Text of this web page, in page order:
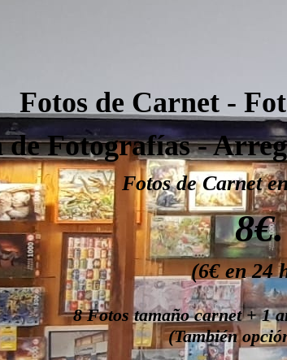
Fotos de Carnet -
Fotografías -
Fotos de Carnet
8€.
(6€ en 24
8 Fotos tamaño carnet + 1
(También